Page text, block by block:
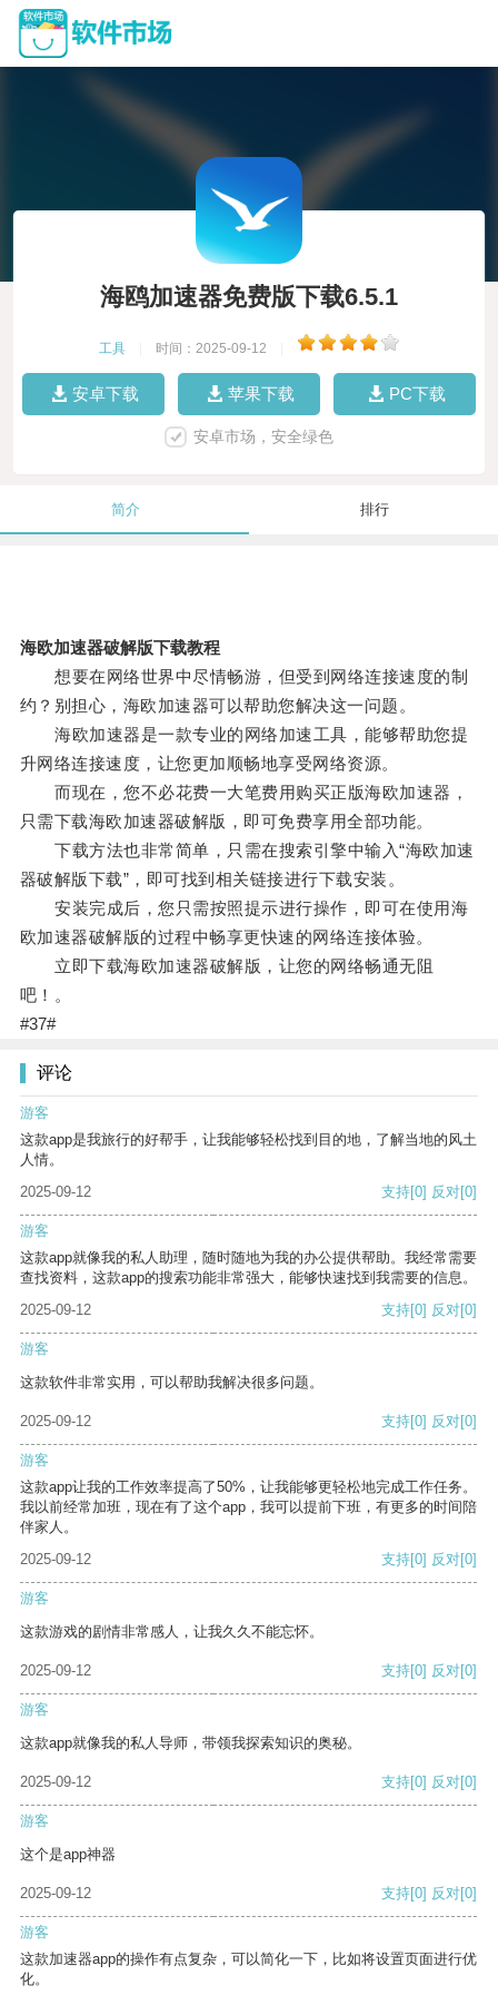
海鸥加速器免费版下载6.5.1
工具 时间：2025-09-12
安卓下载 苹果下载 PC下载
安卓市场，安全绿色
简介 排行
海欧加速器破解版下载教程
想要在网络世界中尽情畅游，但受到网络连接速度的制
约？别担心，海欧加速器可以帮助您解决这一问题。
海欧加速器是一款专业的网络加速工具，能够帮助您提
升网络连接速度，让您更加顺畅地享受网络资源。
而现在，您不必花费一大笔费用购买正版海欧加速器，
只需下载海欧加速器破解版，即可免费享用全部功能。
下载方法也非常简单，只需在搜索引擎中输入“海欧加速
器破解版下载”，即可找到相关链接进行下载安装。
安装完成后，您只需按照提示进行操作，即可在使用海
欧加速器破解版的过程中畅享更快速的网络连接体验。
立即下载海欧加速器破解版，让您的网络畅通无阻
吧！。
#37#
评论
游客
这款app是我旅行的好帮手，让我能够轻松找到目的地，了解当地的风土
人情。
2025-09-12
支持[0] 反对[0]
游客
这款app就像我的私人助理，随时随地为我的办公提供帮助。我经常需要
查找资料，这款app的搜索功能非常强大，能够快速找到我需要的信息。
2025-09-12
支持[0] 反对[0]
游客
这款软件非常实用，可以帮助我解决很多问题。
2025-09-12 支持[0] 反对[0]
游客
这款app让我的工作效率提高了50%，让我能够更轻松地完成工作任务。
我以前经常加班，现在有了这个app，我可以提前下班，有更多的时间陪
伴家人。
2025-09-12
支持[0] 反对[0]
游客
这款游戏的剧情非常感人，让我久久不能忘怀。
2025-09-12 支持[0] 反对[0]
游客
这款app就像我的私人导师，带领我探索知识的奥秘。
2025-09-12 支持[0] 反对[0]
游客
这个是app神器
2025-09-12 支持[0] 反对[0]
游客
这款加速器app的操作有点复杂，可以简化一下，比如将设置页面进行优
化。